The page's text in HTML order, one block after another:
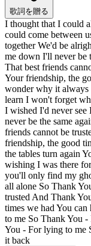
歌詞を贈る
I thought that I could
could come between
together We'd be
me down I'll never be
That best friends
Your friendship, the
wonder why it always
learn I won't forget
I wished I'd never
never be the same
friends cannot be
friendship, the good
the tables turn again
wishing I was there
you'll only find my
all alone So Thank
trusted And Thank
times we had You
to me So Thank You
You - For lying to me
it back